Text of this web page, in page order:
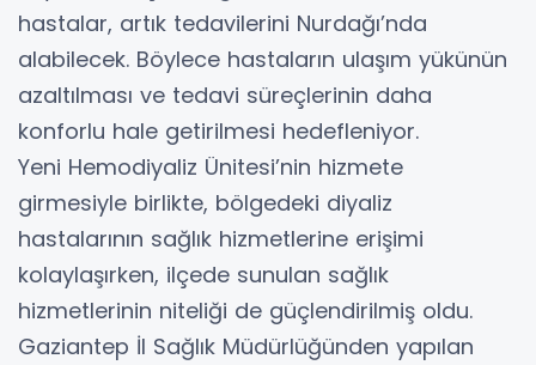
hastalar, artık tedavilerini Nurdağı’nda
alabilecek. Böylece hastaların ulaşım yükünün
azaltılması ve tedavi süreçlerinin daha
konforlu hale getirilmesi hedefleniyor.
Yeni Hemodiyaliz Ünitesi’nin hizmete
girmesiyle birlikte, bölgedeki diyaliz
hastalarının sağlık hizmetlerine erişimi
kolaylaşırken, ilçede sunulan sağlık
hizmetlerinin niteliği de güçlendirilmiş oldu.
Gaziantep İl Sağlık Müdürlüğünden yapılan